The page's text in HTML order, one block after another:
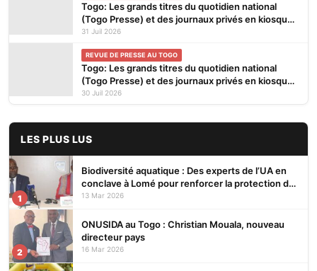
Togo: Les grands titres du quotidien national
(Togo Presse) et des journaux privés en kiosques
ce vendredi 31 Juillet 2026
31 Juil 2026
REVUE DE PRESSE AU TOGO
Togo: Les grands titres du quotidien national
(Togo Presse) et des journaux privés en kiosques
ce jeudi 30 Juillet 2026
30 Juil 2026
LES PLUS LUS
1
Biodiversité aquatique : Des experts de l’UA en
conclave à Lomé pour renforcer la protection des
écosystèmes
13 Mar 2026
2
ONUSIDA au Togo : Christian Mouala, nouveau
directeur pays
16 Mar 2026